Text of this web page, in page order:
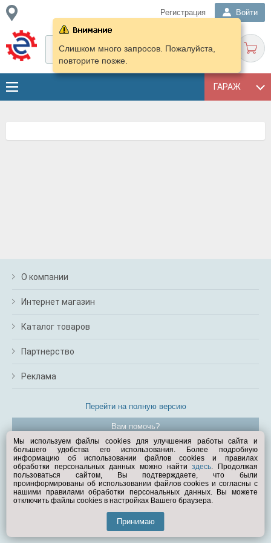
Регистрация Войти
ГАРАЖ
Слишком много запросов. Пожалуйста,
повторите позже.
О компании
Интернет магазин
Каталог товаров
Партнерство
Реклама
Перейти на полную версию
Вам помочь?
© Exist.ru 1998—2026
Мы используем файлы cookies для улучшения работы сайта и
большего удобства его использования. Более подробную
информацию об использовании файлов cookies и правилах
обработки персональных данных можно найтиздесь. Продолжая
пользоваться сайтом, Вы подтверждаете, что были
проинформированы об использовании файлов cookies и согласны с
нашими правилами обработки персональных данных. Вы можете
отключить файлы cookies в настройках Вашего браузера.
Принимаю